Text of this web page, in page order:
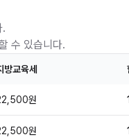
.
수 있습니다.
방교육세
원
원